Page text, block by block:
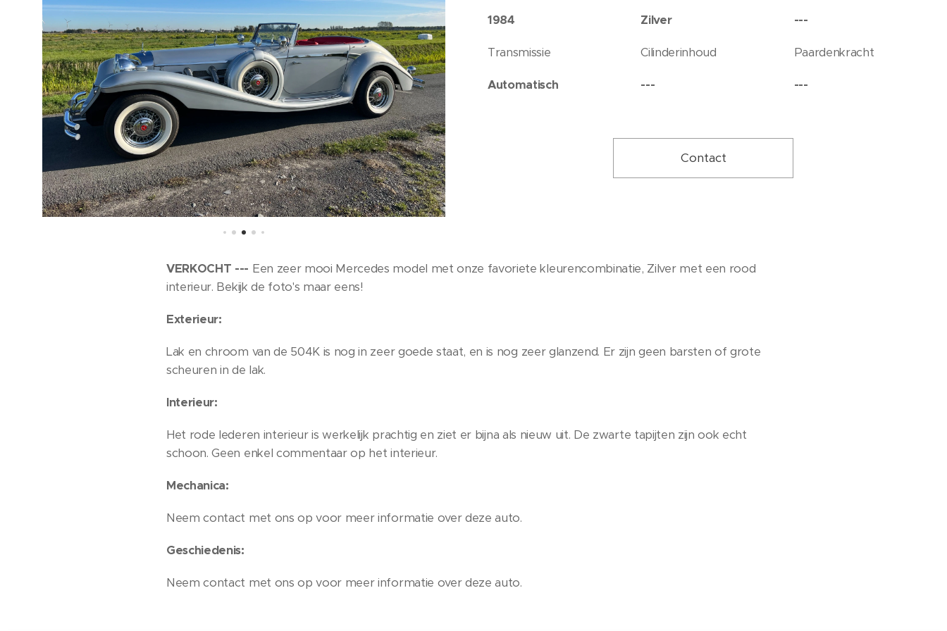
1984
Transmissie
Automatisch
Zilver
Cilinderinhoud
---
---
Paardenkracht
---
Contact
VERKOCHT --- Een zeer mooi Mercedes model met onze favoriete kleurencombinatie, Zilver met een rood
interieur. Bekijk de foto's maar eens!
Exterieur:
Lak en chroom van de 504K is nog in zeer goede staat, en is nog zeer glanzend. Er zijn geen barsten of grote
scheuren in de lak.
Interieur:
Het rode lederen interieur is werkelijk prachtig en ziet er bijna als nieuw uit. De zwarte tapijten zijn ook echt
schoon. Geen enkel commentaar op het interieur.
Mechanica:
Neem contact met ons op voor meer informatie over deze auto.
Geschiedenis:
Neem contact met ons op voor meer informatie over deze auto.